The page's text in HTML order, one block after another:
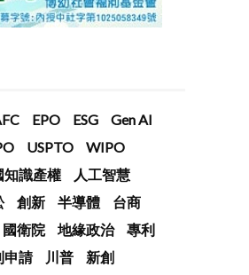
EPO ESG
Gen AI
USPTO
WIPO
知識產權
人工智慧
創新 半導體
台商
國衛院 地緣政治
專利
申請 川普
新創